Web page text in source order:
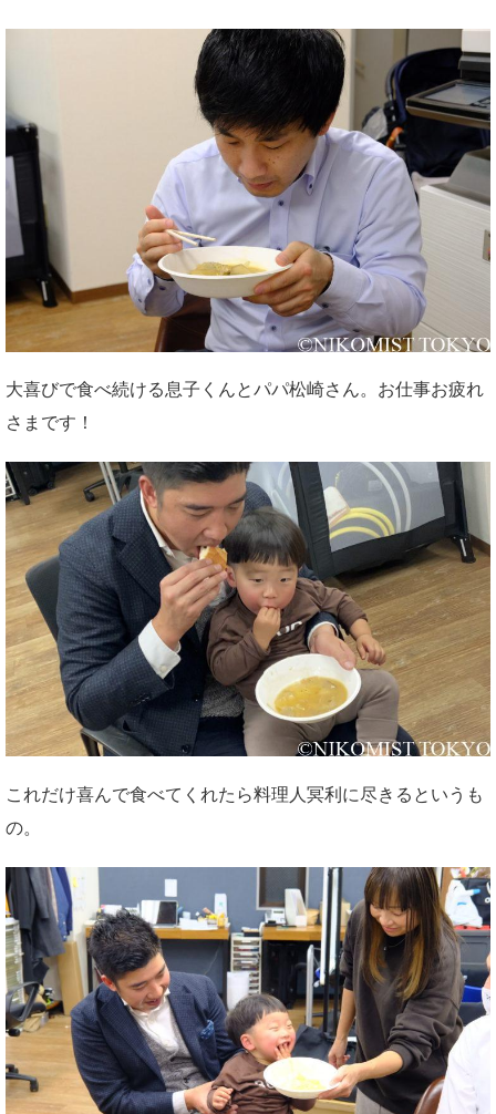
大喜びで食べ続ける息子くんとパパ松崎さん。お仕事お疲れ
さまです！
これだけ喜んで食べてくれたら料理人冥利に尽きるというも
の。